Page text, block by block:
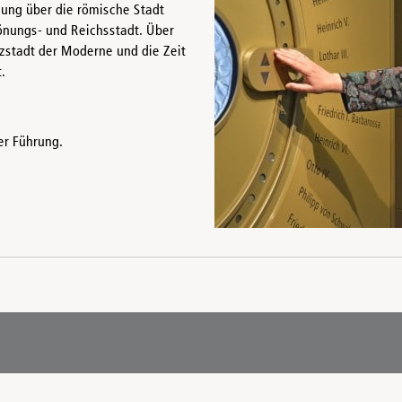
über die römische Stadt
und Reichsstadt. Über
der Moderne und die Zeit
Führung.